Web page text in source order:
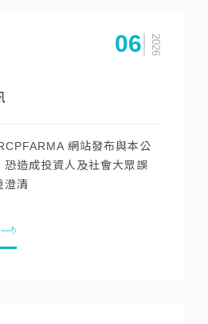
06 2026
網站發布與本公
恐造成投資人及社會大眾誤
澄清